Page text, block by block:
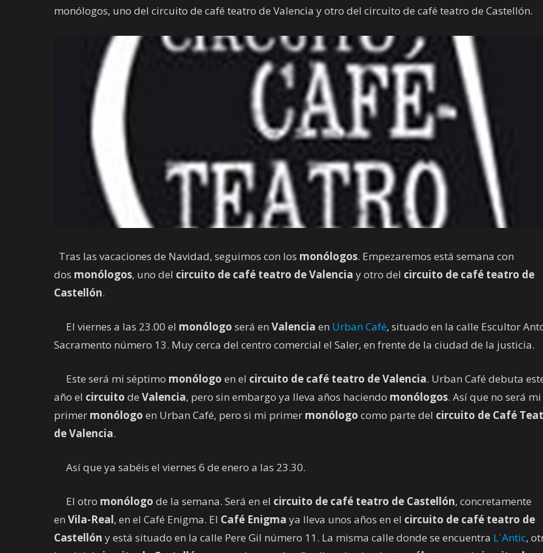
monólogos, uno del circuito de café teatro de Valencia y otro del circuito de café teatro de Castellón.
Tras las vacaciones de Navidad, seguimos con los monólogos. Empezaremos está semana con
dos monólogos, uno del circuito de café teatro de Valencia y otro del circuito de café teatro de
Castellón.
El viernes a las 23.00 el monólogo será en Valencia en Urban Café, situado en la calle Escultor
Sacramento número 13. Muy cerca del centro comercial el Saler, en frente de la ciudad de la justicia.
Este será mi séptimo monólogo en el circuito de café teatro de Valencia. Urban Café debuta
año el circuito de Valencia, pero sin embargo ya lleva años haciendo monólogos. Así que no será mi
primer monólogo en Urban Café, pero si mi primer monólogo como parte del circuito de Café
de Valencia.
Así que ya sabéis el viernes 6 de enero a las 23.30.
El otro monólogo de la semana. Será en el circuito de café teatro de Castellón, concretamente
en Vila-Real, en el Café Enigma. El Café Enigma ya lleva unos años en el circuito de café teatro de
Castellón y está situado en la calle Pere Gil número 11. La misma calle donde se encuentra L´Antic,